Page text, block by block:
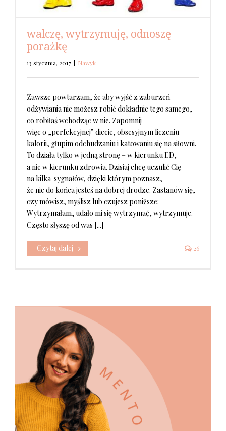
walczę, wytrzymuję, odnoszę
porażkę
13 stycznia, 2017 | Nawyk
Zawsze powtarzam, że aby wyjść z zaburzeń
odżywiania nie możesz robić dokładnie tego samego,
co robiłaś wchodząc w nie. Zapomnij
więc o „perfekcyjnej” diecie, obsesyjnym liczeniu
kalorii, głupim odchudzaniu i katowaniu się na siłowni.
To działa tylko w jedną stronę – w kierunku ED,
a nie w kierunku zdrowia. Dzisiaj chcę uczulić Cię
na kilka sygnałów, dzięki którym poznasz,
że nie do końca jesteś na dobrej drodze. Zastanów się,
czy mówisz, myślisz lub czujesz poniższe:
Wytrzymałam, udało mi się wytrzymać, wytrzymuje.
Często słyszę od was [...]
Czytaj dalej 26